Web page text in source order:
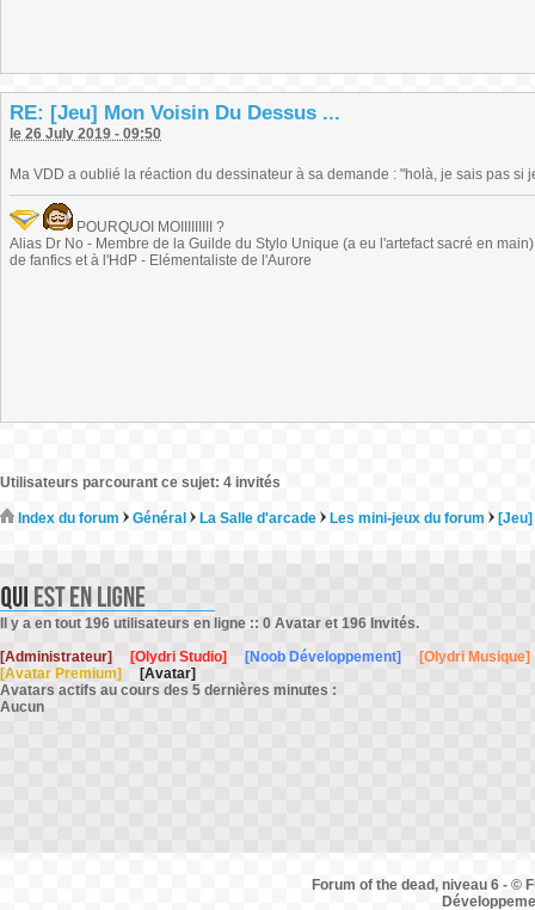
RE: [Jeu] Mon Voisin Du Dessus ...
le 26 July 2019 - 09:50
Ma VDD a oublié la réaction du dessinateur à sa demande : "holà, je sais pas si
POURQUOI MOIIIIIIIII ?
Alias Dr No - Membre de la Guilde du Stylo Unique (a eu l'artefact sacré en
de fanfics et à l'HdP - Elémentaliste de l'Aurore
Utilisateurs parcourant ce sujet: 4 invités
Index du forum Général La Salle d'arcade Les mini-jeux du forum
Il y a en tout 196 utilisateurs en ligne :: 0 Avatar et 196 Invités.
[Administrateur]
[Olydri Studio] [Noob Développement]
[Olydri Musique]
[Avatar Premium]
[Avatar]
Avatars actifs au cours des 5 dernières minutes :
Aucun
Forum of the dead, niveau 6 - ©